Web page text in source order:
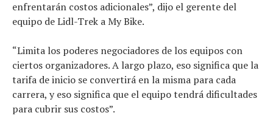
enfrentarán costos adicionales”, dijo el gerente del
equipo de Lidl-Trek a My Bike.
“Limita los poderes negociadores de los equipos con
ciertos organizadores. A largo plazo, eso significa que la
tarifa de inicio se convertirá en la misma para cada
carrera, y eso significa que el equipo tendrá dificultades
para cubrir sus costos”.